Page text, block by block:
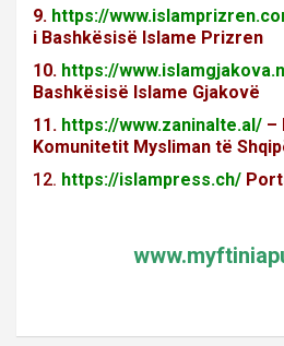
9. https://
i Bashkësisë Islame Prizren
10. https://
Bashkësisë Islame Gjakovë
11. https://www.zaninalte.al/ –
Komunitetit Mysliman të
12. https://islampress.ch/